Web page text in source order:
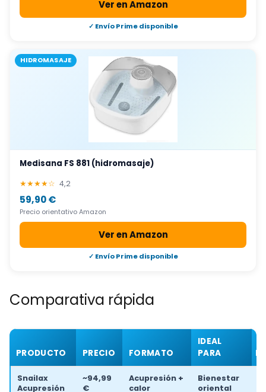
Ver en Amazon
✓ Envío Prime disponible
HIDROMASAJE
Medisana FS 881 (hidromasaje)
★★★★☆ 4,2
59,90 €
Precio orientativo Amazon
Ver en Amazon
✓ Envío Prime disponible
Comparativa rápida
PRODUCTO PRECIO FORMATO
IDEAL
PARA
Snailax
Acupresión
~94,99
€
Acupresión +
calor
Bienestar
oriental